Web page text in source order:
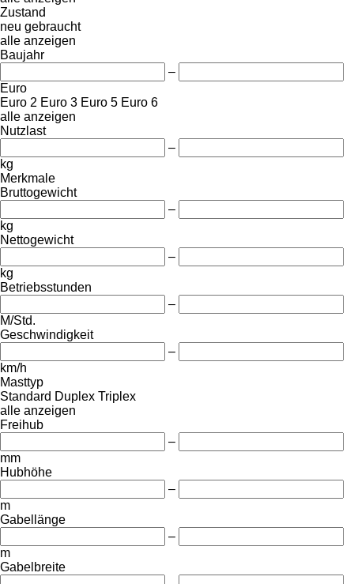
Zustand
neu gebraucht
alle anzeigen
Baujahr
–
Euro
Euro 2 Euro 3 Euro 5 Euro 6
alle anzeigen
Nutzlast
–
kg
Merkmale
Bruttogewicht
–
kg
Nettogewicht
–
kg
Betriebsstunden
–
M/Std.
Geschwindigkeit
–
km/h
Masttyp
Standard Duplex Triplex
alle anzeigen
Freihub
–
mm
Hubhöhe
–
m
Gabellänge
–
m
Gabelbreite